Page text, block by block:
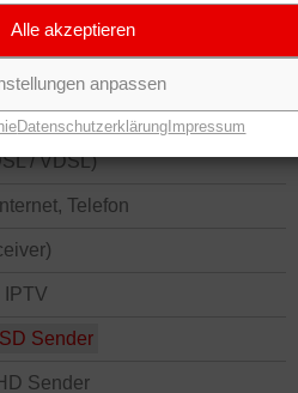
Alle akzeptieren
anpassen
DatenschutzerklärungImpressum
DSL)
/ VDSL)
Telefon
IPTV
Sender
Sender